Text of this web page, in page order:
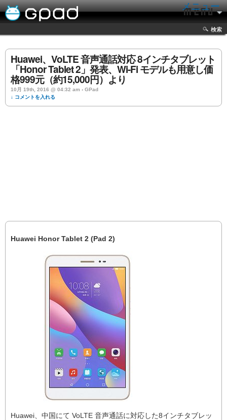
メニュー
検索
Huawei、VoLTE 音声通話対応 8インチタブレット
「Honor Tablet 2」発表、Wi-Fi モデルも用意し価
格999元（約15,000円）より
10月 19th, 2016 @ 04:32 am › GPad
↓ コメントを入れる
Huawei Honor Tablet 2 (Pad 2)
Huawei、中国にて VoLTE 音声通話に対応した8インチタブレッ